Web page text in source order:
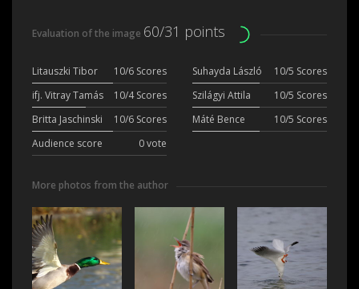
Evaluation of the image 60/31 points
Litauszki Tibor 10/6 Scores Suhayda László
10/5 Scores
ifj. Vitray Tamás
10/4 Scores Szilágyi Attila
10/5 Scores
Britta Jaschinski
10/6 Scores Máté Bence
10/5 Scores
Audience score
0 vote
More photos from the author